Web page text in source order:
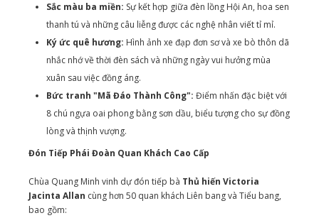
Sắc màu ba miền: Sự kết hợp giữa đèn lồng Hội An, hoa sen
thanh tú và những câu liễng được các nghệ nhân viết tỉ mỉ.
Ký ức quê hương: Hình ảnh xe đạp đơn sơ và xe bò thôn dã
nhắc nhớ về thời đèn sách và những ngày vui hưởng mùa
xuân sau việc đồng áng.
Bức tranh "Mã Đáo Thành Công": Điểm nhấn đặc biệt với
8 chú ngựa oai phong bằng sơn dầu, biểu tượng cho sự đồng
lòng và thịnh vượng.
Đón Tiếp Phái Đoàn Quan Khách Cao Cấp
Chùa Quang Minh vinh dự đón tiếp bà Thủ hiến Victoria
Jacinta Allan cùng hơn 50 quan khách Liên bang và Tiểu bang,
bao gồm: